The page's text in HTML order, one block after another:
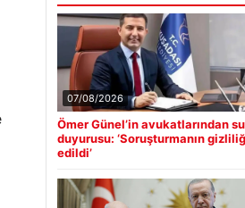
07/08/2026
Ömer Günel’in avukatlarından
duyurusu: ‘Soruşturmanın
edildi’